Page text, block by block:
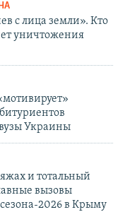
с лица земли». Кто
уничтожения
вузы Украины
и тотальный
вызовы
2026 в Крыму